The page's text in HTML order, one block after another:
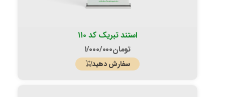
استند تبریک کد ۱۱۰
تومان۱/۰۰۰/۰۰۰
سفارش دهید